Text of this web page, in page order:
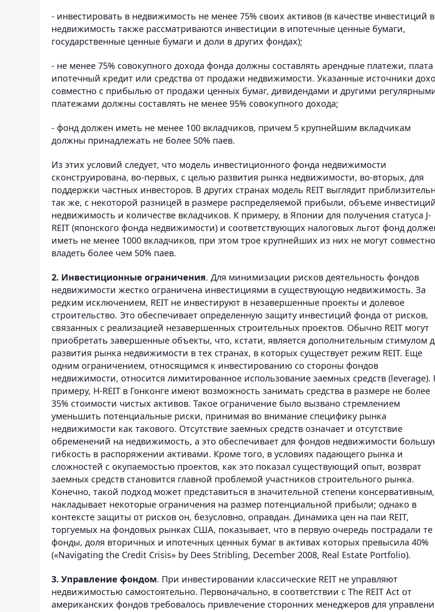
- инвестировать в недвижимость не менее 75% своих активов (в качестве инвестиций в
недвижимость также рассматриваются инвестиции в ипотечные ценные бумаги,
государственные ценные бумаги и доли в других фондах);
- не менее 75% совокупного дохода фонда должны составлять арендные платежи, плата
ипотечный кредит или средства от продажи недвижимости. Указанные источники
совместно с прибылью от продажи ценных бумаг, дивидендами и другими
платежами должны составлять не менее 95% совокупного дохода;
- фонд должен иметь не менее 100 вкладчиков, причем 5 крупнейшим вкладчикам
должны принадлежать не более 50% паев.
Из этих условий следует, что модель инвестиционного фонда недвижимости
сконструирована, во-первых, с целью развития рынка недвижимости, во-вторых, для
поддержки частных инвесторов. В других странах модель REIT выглядит
так же, с некоторой разницей в размере распределяемой прибыли, объеме
недвижимость и количестве вкладчиков. К примеру, в Японии для получения статуса J-
REIT (японского фонда недвижимости) и соответствующих налоговых льгот фонд
иметь не менее 1000 вкладчиков, при этом трое крупнейших из них не могут совместно
владеть более чем 50% паев.
2. Инвестиционные ограничения. Для минимизации рисков деятельность фондов
недвижимости жестко ограничена инвестициями в существующую недвижимость. За
редким исключением, REIT не инвестируют в незавершенные проекты и долевое
строительство. Это обеспечивает определенную защиту инвестиций фонда от рисков,
связанных с реализацией незавершенных строительных проектов. Обычно REIT могут
приобретать завершенные объекты, что, кстати, является дополнительным стимулом
развития рынка недвижимости в тех странах, в которых существует режим REIT. Еще
одним ограничением, относящимся к инвестированию со стороны фондов
недвижимости, относится лимитированное использование заемных средств (leverage).
примеру, H-REIT в Гонконге имеют возможность занимать средства в размере не более
35% стоимости чистых активов. Такое ограничение было вызвано стремлением
уменьшить потенциальные риски, принимая во внимание специфику рынка
недвижимости как такового. Отсутствие заемных средств означает и отсутствие
обременений на недвижимость, а это обеспечивает для фондов недвижимости
гибкость в распоряжении активами. Кроме того, в условиях падающего рынка и
сложностей с окупаемостью проектов, как это показал существующий опыт, возврат
заемных средств становится главной проблемой участников строительного рынка.
Конечно, такой подход может представиться в значительной степени
накладывает некоторые ограничения на размер потенциальной прибыли; однако в
контексте защиты от рисков он, безусловно, оправдан. Динамика цен на паи REIT,
торгуемых на фондовых рынках США, показывает, что в первую очередь пострадали те
фонды, доля вторичных и ипотечных ценных бумаг в активах которых превысила 40%
(«Navigating the Credit Crisis» by Dees Stribling, December 2008, Real Estate Portfolio).
3. Управление фондом. При инвестировании классические REIT не управляют
недвижимостью самостоятельно. Первоначально, в соответствии с The REIT Act от
американских фондов требовалось привлечение сторонних менеджеров для